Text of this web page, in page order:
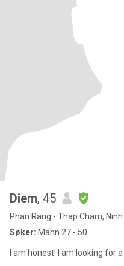
Diem, 45
Phan Rang - Thap Cham,
Søker: Mann 27 - 50
I am honest! I am